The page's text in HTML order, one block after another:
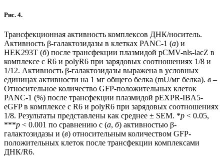
Рис. 4.
Трансфекционная активность комплексов ДНК/носитель.
Активность β-галактозидазы в клетках PANC-1 (а) и
HEK293T (б) после трансфекции плазмидой pCMV-nls-lacZ в
комплексе с R6 и polyR6 при зарядовых соотношениях 1/8 и
1/12. Активность β-галактозидазы выражена в условных
единицах активности на 1 мг общего белка (mU/мг белка). в ‒
Относительное количество GFP-положительных клеток
PANC-1 (%) после трансфекции плазмидой pEXPR-IBA5-
eGFP в комплексе c R6 и polyR6 при зарядовых соотношениях
1/8. Результаты представлены как среднее ± SEM. *p < 0.05,
***p < 0.001 по сравнению с (а, б) активностью β-
галактозидазы и (в) относительным количеством GFP-
положительных клеток после трансфекции комплексами
ДНК/R6.